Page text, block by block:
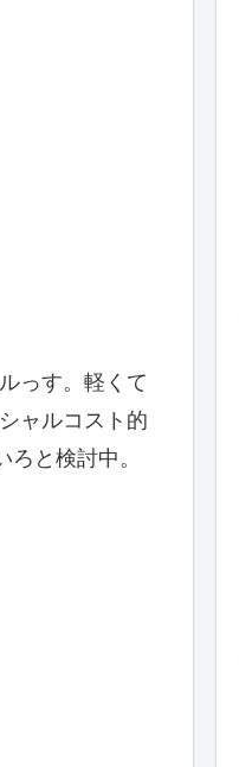
っす。軽くて
ャルコスト的
と検討中。